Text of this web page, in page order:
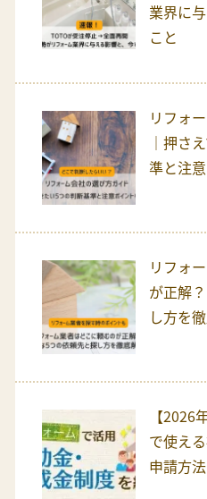
業界に
こと
リフォ
｜押さ
準と注
リフォ
が正解
し方を
【2026
で使え
申請方